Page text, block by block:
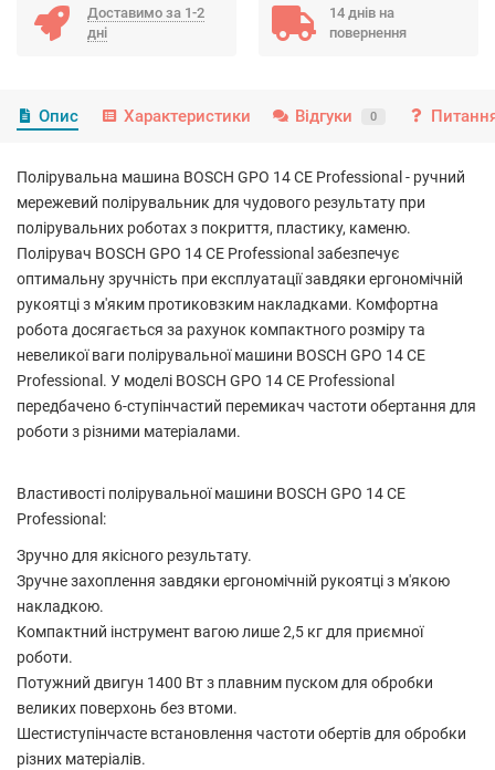
Доставимо за 1-2
дні
14 днів на
повернення
Опис Характеристики Відгуки 0
Полірувальна машина BOSCH GPO 14 CE Professional - ручний
мережевий полірувальник для чудового результату при
полірувальних роботах з покриття, пластику, каменю.
Полірувач BOSCH GPO 14 CE Professional забезпечує
оптимальну зручність при експлуатації завдяки ергономічній
рукоятці з м'яким протиковзким накладками. Комфортна
робота досягається за рахунок компактного розміру та
невеликої ваги полірувальної машини BOSCH GPO 14 CE
Professional. У моделі BOSCH GPO 14 CE Professional
передбачено 6-ступінчастий перемикач частоти обертання для
роботи з різними матеріалами.
Властивості полірувальної машини BOSCH GPO 14 CE
Professional:
Зручно для якісного результату.
Зручне захоплення завдяки ергономічній рукоятці з м'якою
накладкою.
Компактний інструмент вагою лише 2,5 кг для приємної
роботи.
Потужний двигун 1400 Вт з плавним пуском для обробки
великих поверхонь без втоми.
Шестиступінчасте встановлення частоти обертів для обробки
різних матеріалів.